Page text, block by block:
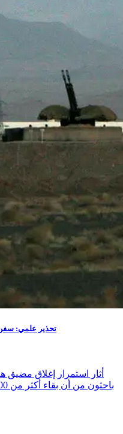
تحذير علمي: سفن
أثار استمرار إغلاق مضيق